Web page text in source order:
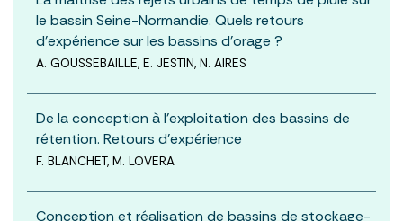
le bassin Seine-Normandie. Quels retours
d’expérience sur les bassins d’orage ?
A. GOUSSEBAILLE, E. JESTIN, N. AIRES
De la conception à l’exploitation des bassins de
rétention. Retours d’expérience
F. BLANCHET, M. LOVERA
Conception et réalisation de bassins de stockage-